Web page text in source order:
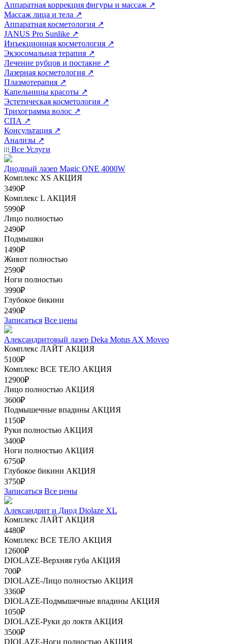
Аппаратная коррекция фигуры и массаж ↗
Массаж лица и тела ↗
Аппаратная косметология ↗
JANUS Pro Sunlike ↗
Инъекционная косметология ↗
Экзосомальная терапия ↗
Лечение рубцов и постакне ↗
Лазерная косметология ↗
Плазмотерапия ↗
Капельницы красоты ↗
Эстетическая косметология ↗
Трихограмма волос ↗
СПА ↗
Консультация ↗
Анализы ↗
Все Услуги
Диодный лазер Magic ONE 4000W
Комплекс ХS АКЦИЯ
3490₽
Комплекс L АКЦИЯ
5990₽
Лицо полностью
2490₽
Подмышки
1490₽
Живот полностью
2590₽
Ноги полностью
3990₽
Глубокое бикини
2490₽
Записаться Все цены
Александритовый лазер Deka Motus AX Moveo
Комплекс ЛАЙТ АКЦИЯ
5100₽
Комплекс ВСЕ ТЕЛО АКЦИЯ
12900₽
Лицо полностью АКЦИЯ
3600₽
Подмышечные впадины АКЦИЯ
1150₽
Руки полностью АКЦИЯ
3400₽
Ноги полностью АКЦИЯ
6750₽
Глубокое бикини АКЦИЯ
3750₽
Записаться Все цены
Александрит и Диод Diolaze XL
Комплекс ЛАЙТ АКЦИЯ
4480₽
Комплекс ВСЕ ТЕЛО АКЦИЯ
12600₽
DIOLAZE-Верхняя губа АКЦИЯ
700₽
DIOLAZE-Лицо полностью АКЦИЯ
3360₽
DIOLAZE-Подмышечные впадины АКЦИЯ
1050₽
DIOLAZE-Руки до локтя АКЦИЯ
3500₽
DIOLAZE-Ноги полностью АКЦИЯ